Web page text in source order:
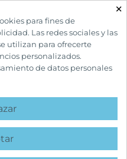
×
para fines de
Las redes sociales y las
utilizan para ofrecerte
personalizados.
de datos personales